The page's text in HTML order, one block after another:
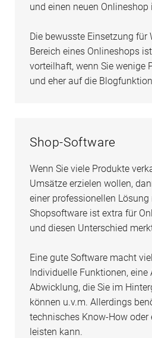
und einen neuen
Die bewusste Einsetzung für
Bereich eines Onlineshops
vorteilhaft, wenn Sie wenige
und eher auf die
Shop-Software
Wenn Sie viele Produkte
Umsätze erzielen wollen,
einer professionellen
Shopsoftware ist extra für
und diesen Unterschied
Eine gute Software macht
Individuelle Funktionen, eine
Abwicklung, die Sie im
können u.v.m. Allerdings
technisches Know-How oder
leisten kann.